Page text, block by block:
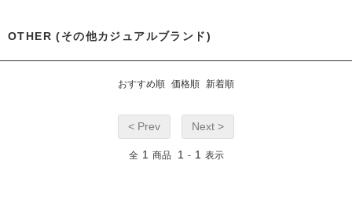
OTHER (その他カジュアルブランド)
おすすめ順 価格順 新着順
< Prev Next >
全 1 商品 1 - 1 表示